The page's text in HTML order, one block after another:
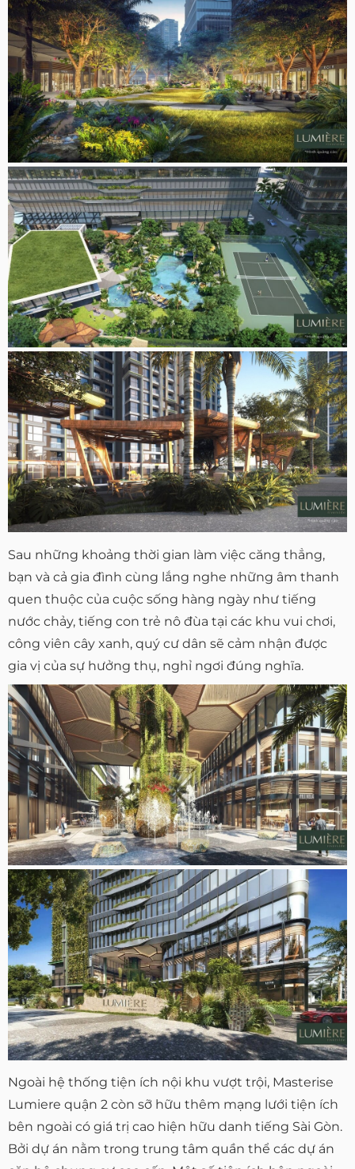
Sau những khoảng thời gian làm việc căng thẳng,
bạn và cả gia đình cùng lắng nghe những âm thanh
quen thuộc của cuộc sống hàng ngày như tiếng
nước chảy, tiếng con trẻ nô đùa tại các khu vui chơi,
công viên cây xanh, quý cư dân sẽ cảm nhận được
gia vị của sự hưởng thụ, nghỉ ngơi đúng nghĩa.
Ngoài hệ thống tiện ích nội khu vượt trội, Masterise
Lumiere quận 2 còn sỡ hữu thêm mạng lưới tiện ích
bên ngoài có giá trị cao hiện hữu danh tiếng Sài Gòn.
Bởi dự án nằm trong trung tâm quần thể các dự án